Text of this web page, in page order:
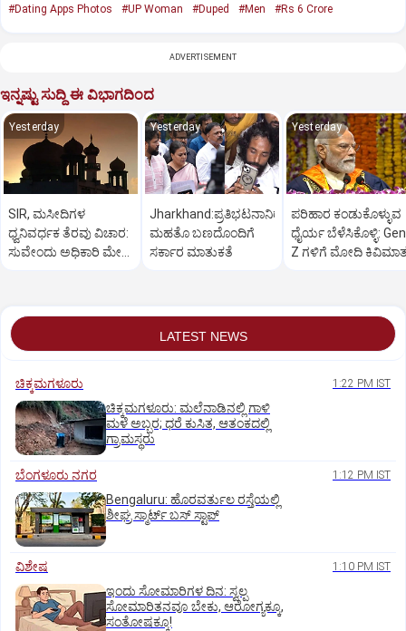
#Dating Apps Photos #UP Woman #Duped #Men #Rs 6 Crore
ADVERTISEMENT
ಇನ್ನಷ್ಟು ಸುದ್ದಿ ಈ ವಿಭಾಗದಿಂದ
Yesterday
SIR, ಮಸೀದಿಗಳ
ಧ್ವನಿವರ್ಧಕ ತೆರವು ವಿಚಾರ:
ಸುವೇಂದು ಅಧಿಕಾರಿ ಮೇಲೆ
Yesterday
Jharkhand:ಪ್ರತಿಭಟನಾನಿರತ
ಮಹತೊ ಬಣದೊಂದಿಗೆ
ಸರ್ಕಾರ ಮಾತುಕತೆ
Yesterday
ಪರಿಹಾರ ಕಂಡುಕೊಳ್ಳುವ
ಧೈರ್ಯ ಬೆಳೆಸಿಕೊಳ್ಳಿ:
Z ಗಳಿಗೆ ಮೋದಿ
LATEST NEWS
ಚಿಕ್ಕಮಗಳೂರು 1:22 PM IST
ಚಿಕ್ಕಮಗಳೂರು: ಮಲೆನಾಡಿನಲ್ಲಿ ಗಾಳಿ
ಮಳೆ ಅಬ್ಬರ; ಧರೆ ಕುಸಿತ, ಆತಂಕದಲ್ಲಿ
ಗ್ರಾಮಸ್ಥರು
ಬೆಂಗಳೂರು ನಗರ 1:12 PM IST
Bengaluru: ಹೊರವರ್ತುಲ ರಸ್ತೆಯಲ್ಲಿ
ಶೀಘ್ರ ಸ್ಮಾರ್ಟ್‌ ಬಸ್‌ ಸ್ಟಾಪ್‌
ವಿಶೇಷ 1:10 PM IST
ಇಂದು ಸೋಮಾರಿಗಳ ದಿನ: ಸ್ವಲ್ಪ
ಸೋಮಾರಿತನವೂ ಬೇಕು, ಆರೋಗ್ಯಕ್ಕೂ,
ಸಂತೋಷಕ್ಕೂ!